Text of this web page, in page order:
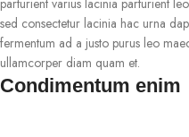
parturient varius lacinia parturient
sed consectetur lacinia hac urna
fermentum ad a justo purus leo
ullamcorper diam quam et.
Condimentum enim